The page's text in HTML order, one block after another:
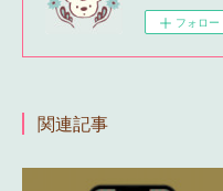
フォロー
関連記事